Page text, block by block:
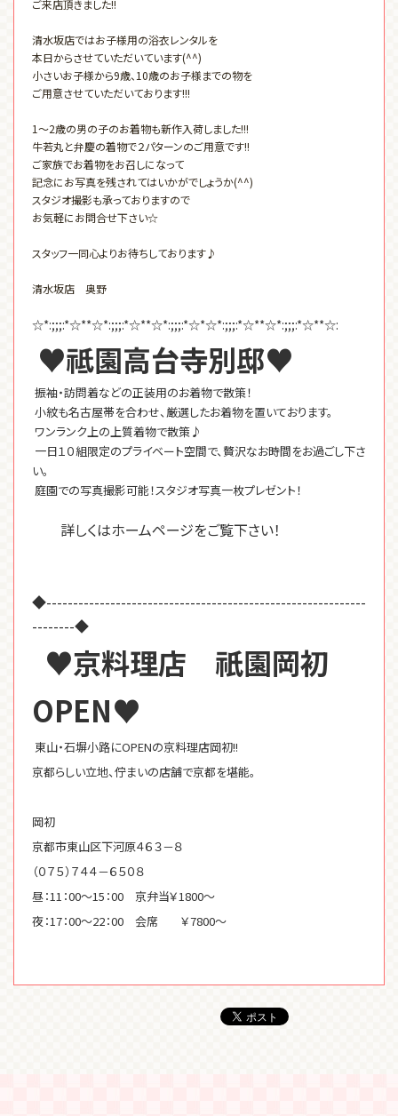
ご来店頂きました!!
清水坂店ではお子様用の浴衣レンタルを
本日からさせていただいています(^^)
小さいお子様から9歳、10歳のお子様までの物を
ご用意させていただいております!!!
1～2歳の男の子のお着物も新作入荷しました!!!
牛若丸と弁慶の着物で２パターンのご用意です!!
ご家族でお着物をお召しになって
記念にお写真を残されてはいかがでしょうか(^^)
スタジオ撮影も承っておりますので
お気軽にお問合せ下さい☆
スタッフ一同心よりお待ちしております♪
清水坂店 奥野
☆*:;;;:*☆**☆*:;;;:*☆**☆*:;;;:*☆*☆*:;;;:*☆**☆*:;;;:*☆**☆:
♥祗園高台寺別邸♥
振袖・訪問着などの正装用のお着物で散策！
小紋も名古屋帯を合わせ、厳選したお着物を置いております。
ワンランク上の上質着物で散策♪
一日１０組限定のプライベート空間で、贅沢なお時間をお過ごし下さ
い。
庭園での写真撮影可能！スタジオ写真一枚プレゼント！
詳しくはホームページをご覧下さい！
◆------------------------------------------------------------
--------◆
♥京料理店 祇園岡初
OPEN♥
東山・石塀小路にOPENの京料理店岡初!!
京都らしい立地、佇まいの店舗で京都を堪能。
岡初
京都市東山区下河原４６３－８
（０７５）７４４－６５０８
昼：11：00～15：00 京弁当￥1800～
夜：17：00～22：00 会席 ￥7800～